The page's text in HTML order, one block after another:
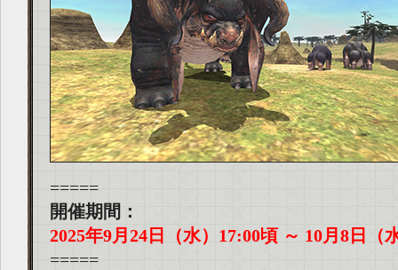
=====
開催期間：
2025年9月24日（水）17:00頃 ～ 10月8日（
=====